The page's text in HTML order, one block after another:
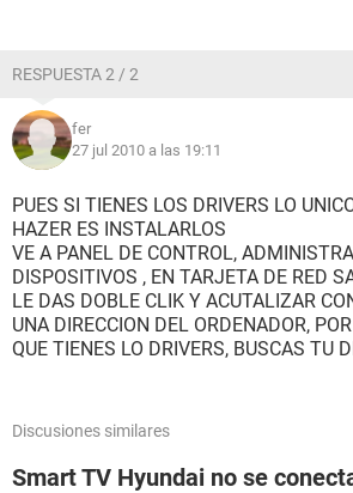
RESPUESTA 2 / 2
fer
27 jul 2010 a las 19:11
PUES SI TIENES LOS DRIVERS LO
HAZER ES INSTALARLOS
VE A PANEL DE CONTROL,
DISPOSITIVOS , EN TARJETA DE RED
LE DAS DOBLE CLIK Y ACUTALIZAR
UNA DIRECCION DEL ORDENADOR,
QUE TIENES LO DRIVERS, BUSCAS TU
Discusiones similares
Smart TV Hyundai no se